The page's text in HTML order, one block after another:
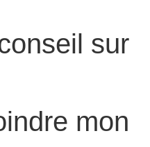
sur
mon